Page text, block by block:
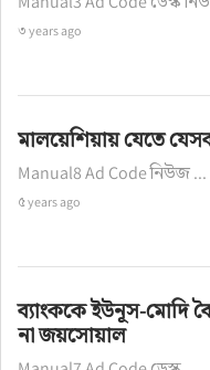
৩ years ago
মালয়েশিয়ায় যেতে
Manual8 Ad Code নিউজ ...
৫ years ago
ব্যাংককে ইউনূস-মোদি
না জয়সোয়াল